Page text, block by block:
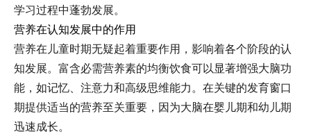
学习过程中蓬勃发展。
营养在认知发展中的作用
营养在儿童时期无疑起着重要作用，影响着各个阶段的认
知发展。富含必需营养素的均衡饮食可以显著增强大脑功
能，如记忆、注意力和高级思维能力。在关键的发育窗口
期提供适当的营养至关重要，因为大脑在婴儿期和幼儿期
迅速成长。